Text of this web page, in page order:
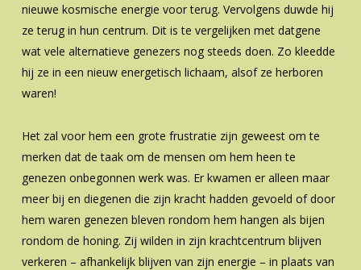
nieuwe kosmische energie voor terug. Vervolgens duwde hij
ze terug in hun centrum. Dit is te vergelijken met datgene
wat vele alternatieve genezers nog steeds doen. Zo kleedde
hij ze in een nieuw energetisch lichaam, alsof ze herboren
waren!
Het zal voor hem een grote frustratie zijn geweest om te
merken dat de taak om de mensen om hem heen te
genezen onbegonnen werk was. Er kwamen er alleen maar
meer bij en diegenen die zijn kracht hadden gevoeld of door
hem waren genezen bleven rondom hem hangen als bijen
rondom de honing. Zij wilden in zijn krachtcentrum blijven
verkeren – afhankelijk blijven van zijn energie – in plaats van